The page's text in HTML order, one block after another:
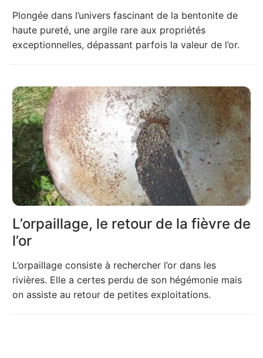
Plongée dans l’univers fascinant de la bentonite de
haute pureté, une argile rare aux propriétés
exceptionnelles, dépassant parfois la valeur de l’or.
L’orpaillage, le retour de la fièvre de
l’or
L’orpaillage consiste à rechercher l’or dans les
rivières. Elle a certes perdu de son hégémonie mais
on assiste au retour de petites exploitations.